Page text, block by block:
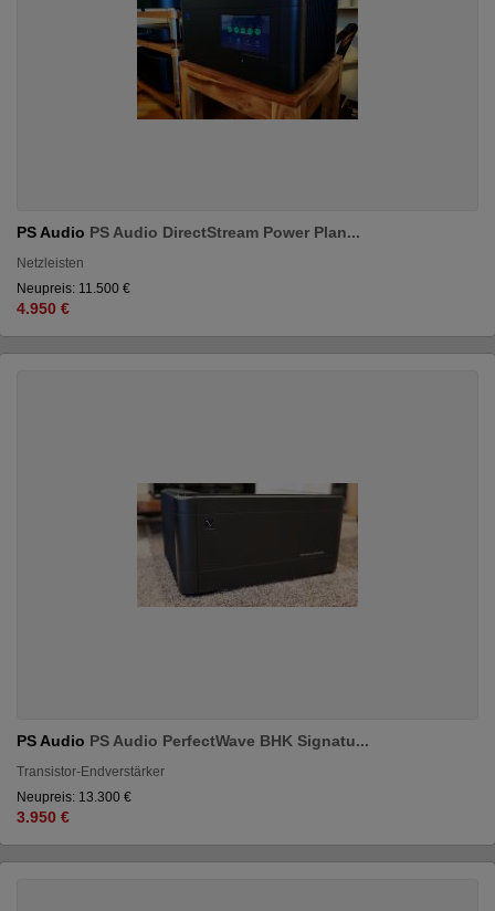
PS Audio PS Audio DirectStream Power Plan...
Netzleisten
Neupreis: 11.500 €
4.950 €
PS Audio PS Audio PerfectWave BHK Signatu...
Transistor-Endverstärker
Neupreis: 13.300 €
3.950 €